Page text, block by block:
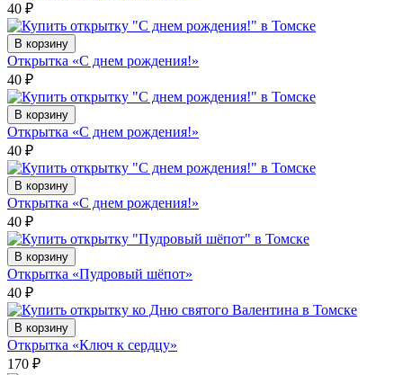
40 ₽
В корзину
Открытка «С днем рождения!»
40 ₽
В корзину
Открытка «С днем рождения!»
40 ₽
В корзину
Открытка «С днем рождения!»
40 ₽
В корзину
Открытка «Пудровый шёпот»
40 ₽
В корзину
Открытка «Ключ к сердцу»
170 ₽